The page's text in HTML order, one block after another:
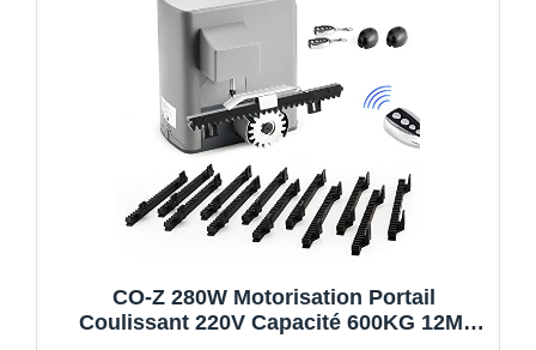
CO-Z 280W Motorisation Portail
Coulissant 220V Capacité 600KG 12M,